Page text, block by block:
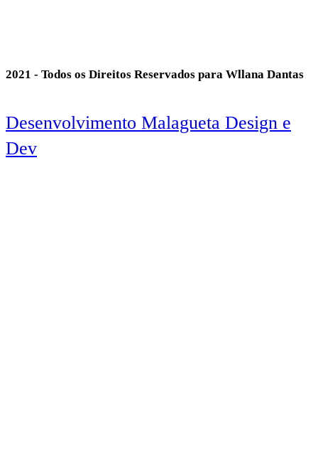
2021 - Todos os Direitos Reservados para Wllana Dantas
Desenvolvimento Malagueta Design e
Dev